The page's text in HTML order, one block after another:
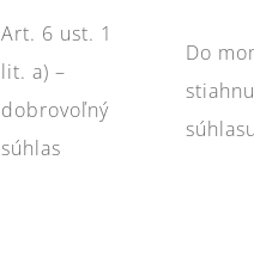
Art. 6 ust. 1
lit. a) –
dobrovoľný
súhlas
Do